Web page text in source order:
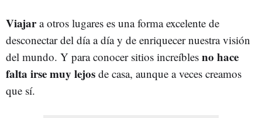
Viajara otros lugares es una forma excelente de
desconectar del día a día y de enriquecer nuestra visión
del mundo. Y para conocer sitios increíbles no hace
falta irse muy lejos de casa, aunque a veces creamos
que sí.